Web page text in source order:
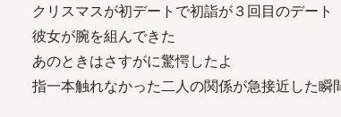
クリスマスが初デートで初詣が３回目のデート
彼女が腕を組んできた
あのときはさすがに驚愕したよ
指一本触れなかった二人の関係が急接近した瞬